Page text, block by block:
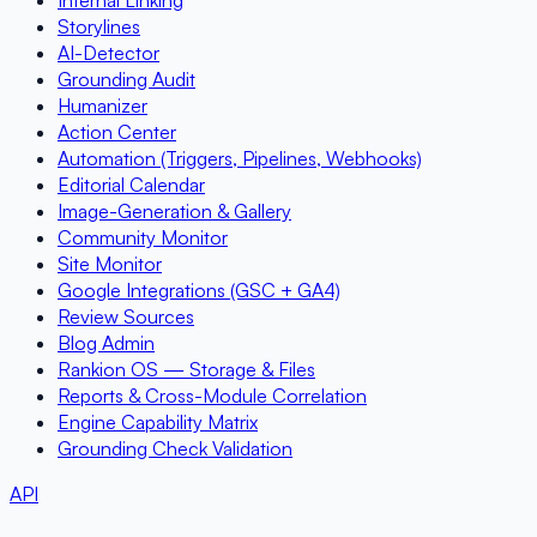
Storylines
AI-Detector
Grounding Audit
Humanizer
Action Center
Automation (Triggers, Pipelines, Webhooks)
Editorial Calendar
Image-Generation & Gallery
Community Monitor
Site Monitor
Google Integrations (GSC + GA4)
Review Sources
Blog Admin
Rankion OS — Storage & Files
Reports & Cross-Module Correlation
Engine Capability Matrix
Grounding Check Validation
API